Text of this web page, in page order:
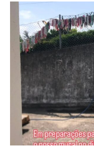
Acesso ao
Acesso aos
assinantes
Ofertas para